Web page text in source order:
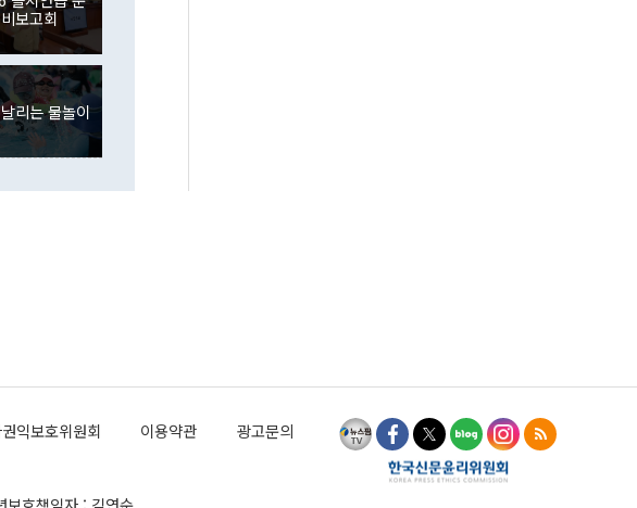
을 거치지
, 9·19 군
아니어서 월
를 듣고 난
확인했다. 정
회의(NSC)
"안보 관
업무보고를
한 것은 심각
때문이다. 지
시설 동결
화 조치와
이어졌다. 외
1000만달러
록을 다시
금 유입에도
를 기록했
러 증가했
비보고회
리는 물놀이
익보호위원회 이용약관 광고문의